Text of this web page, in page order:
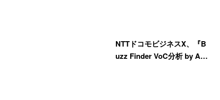
NTTドコモビジネスX、『B
uzz Finder VoC分析 by A…